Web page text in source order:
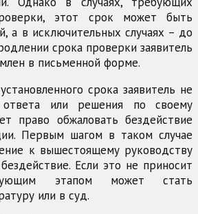
этот срок может быть
а в исключительных случаях – до
срока проверки заявитель
в письменной форме.
срока заявитель не
ответа или решения по своему
право обжаловать бездействие
Первым шагом в таком случае
к вышестоящему руководству
Если это не приносит
этапом может стать
или в суд.